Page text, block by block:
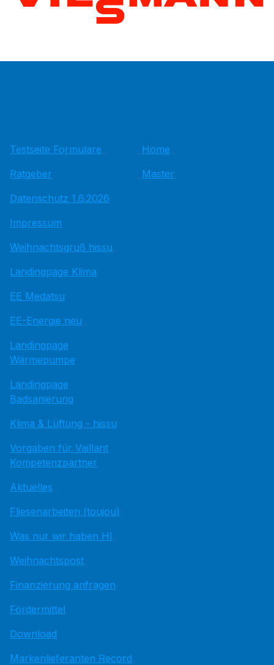
Testseite Formulare
Ratgeber
Datenschutz 1.6.2026
Impressum
Weihnachtsgruß hissu
Landingpage Klima
EE Medatsu
EE-Energie neu
Landingpage
Wärmepumpe
Landingpage
Badsanierung
Klima & Lüftung - hissu
Vorgaben für Vaillant
Kompetenzpartner
Aktuelles
Fliesenarbeiten (toujou)
Was nur wir haben HI
Weihnachtspost
Finanzierung anfragen
Fördermittel
Download
Markenlieferanten Record
Home
Master